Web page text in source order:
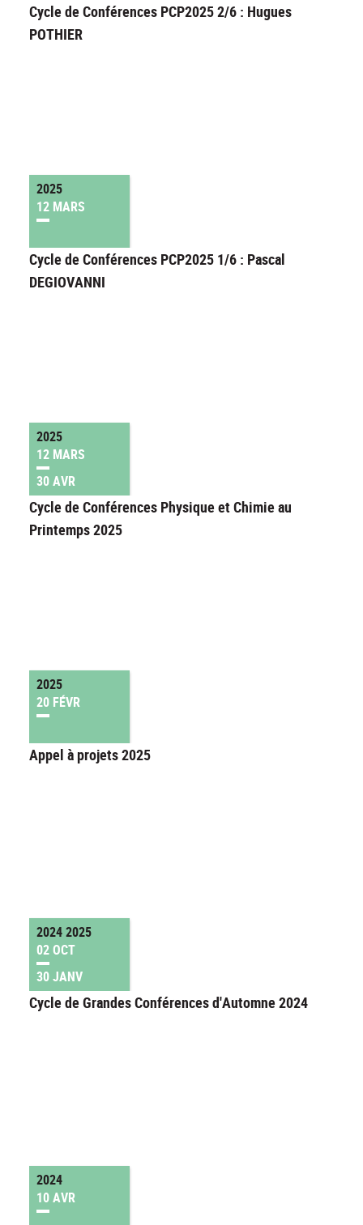
Cycle de Conférences PCP2025 2/6 : Hugues
POTHIER
2025
12 MARS
Cycle de Conférences PCP2025 1/6 : Pascal
DEGIOVANNI
2025
12 MARS
30 AVR
Cycle de Conférences Physique et Chimie au
Printemps 2025
2025
20 FÉVR
Appel à projets 2025
2024 2025
02 OCT
30 JANV
Cycle de Grandes Conférences d'Automne 2024
2024
10 AVR